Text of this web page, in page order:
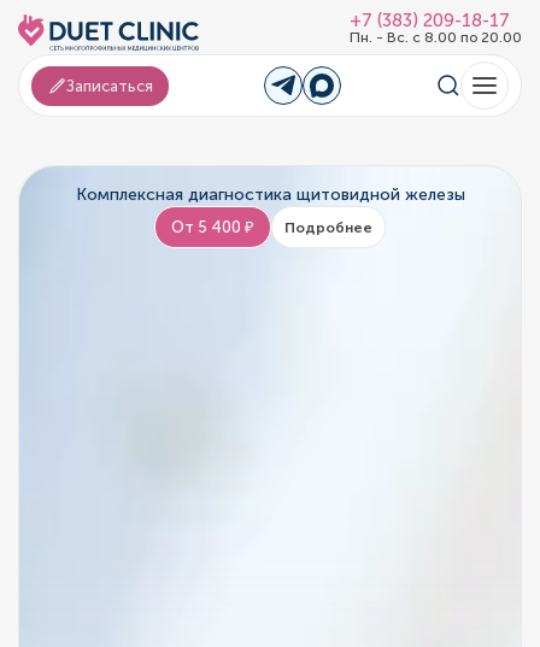
+7 (383) 209-18-17
Пн. - Вс. с 8.00 по 20.00
Записаться
Комплексная диагностика щитовидной железы
От 5 400 ₽ Подробнее